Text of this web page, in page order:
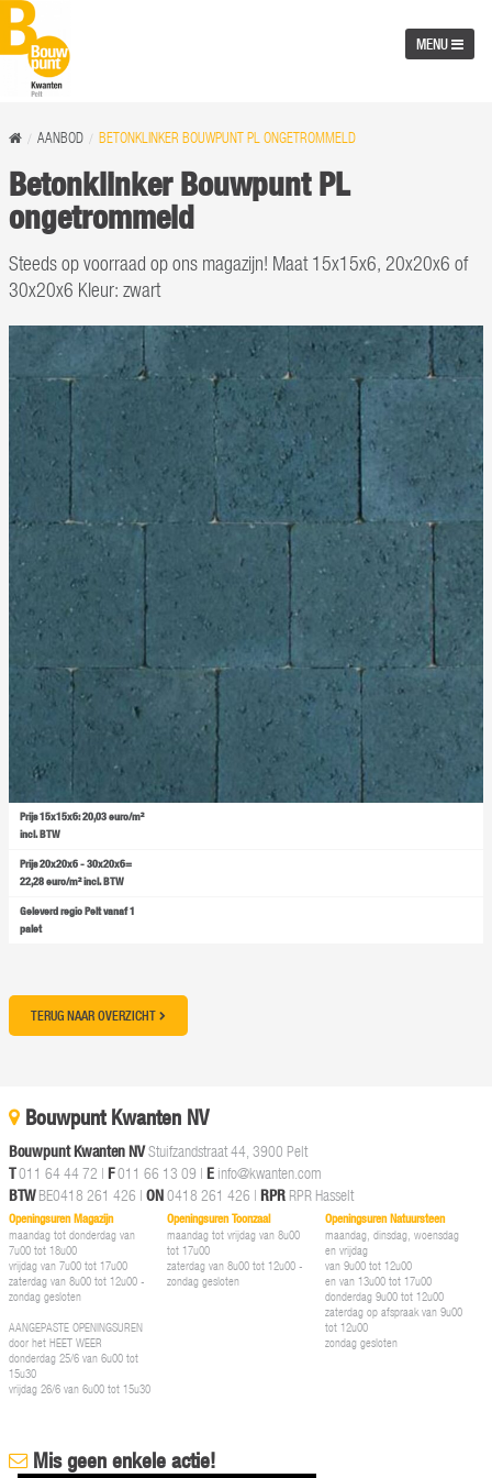
MENU
AANBOD BETONKLINKER BOUWPUNT PL ONGETROMMELD
Betonklinker Bouwpunt PL
ongetrommeld
Steeds op voorraad op ons magazijn! Maat 15x15x6, 20x20x6 of
30x20x6 Kleur: zwart
Prijs 15x15x6: 20,03 euro/m²
incl. BTW
Prijs 20x20x6 - 30x20x6=
22,28 euro/m² incl. BTW
Geleverd regio Pelt vanaf 1
palet
TERUG NAAR OVERZICHT
Bouwpunt Kwanten NV
Bouwpunt Kwanten NVStuifzandstraat 44, 3900 Pelt
T011 64 44 72 | F011 66 13 09 | E info@kwanten.com
BTWBE0418 261 426 | ON0418 261 426 | RPR RPR Hasselt
Openingsuren Magazijn
maandag tot donderdag van
7u00 tot 18u00
vrijdag van 7u00 tot 17u00
zaterdag van 8u00 tot 12u00 -
zondag gesloten
AANGEPASTE OPENINGSUREN
door het HEET WEER
donderdag 25/6 van 6u00 tot
15u30
vrijdag 26/6 van 6u00 tot 15u30
Openingsuren Toonzaal
maandag tot vrijdag van 8u00
tot 17u00
zaterdag van 8u00 tot 12u00 -
zondag gesloten
Openingsuren Natuursteen
maandag, dinsdag, woensdag
en vrijdag
van 9u00 tot 12u00
en van 13u00 tot 17u00
donderdag 9u00 tot 12u00
zaterdag op afspraak van 9u00
tot 12u00
zondag gesloten
Mis geen enkele actie!